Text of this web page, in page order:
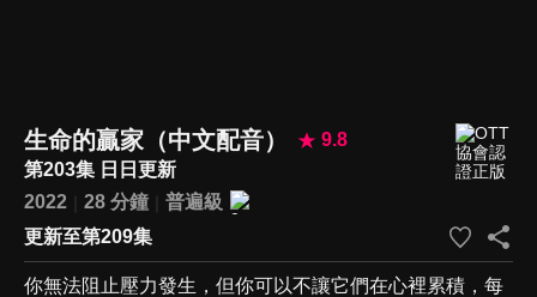
生命的贏家（中文配音）
9.8
第203集 日日更新
2022
28 分鐘
普遍級
更新至第209集
你無法阻止壓力發生，但你可以不讓它們在心裡累積，每